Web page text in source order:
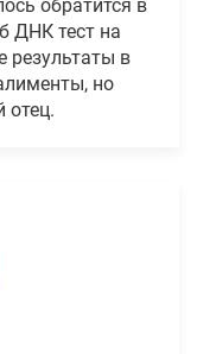
обратится в
ДНК тест на
результаты в
но
отец.